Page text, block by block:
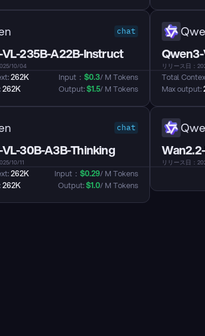
chat
235B-A22B-Instruct
10/04
262K
262K
Input： $0.3/ M Tokens
Output: $1.5/ M Tokens
リリース日：
Total
Max output:
chat
30B-A3B-Thinking
10/11
262K
262K
Input： $0.29/ M Tokens
Output: $1.0/ M Tokens
リリース日：